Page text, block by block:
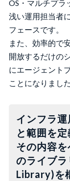
OS・マルチプラ
浅い運用担当者
フェースです。
また、効率的で
開放するだけの
にエージェント
ことになりました
インフラ
と範囲を定
その内容
のライブ
Library)を